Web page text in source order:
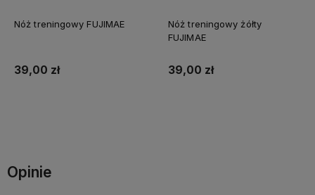
Nóż treningowy FUJIMAE
39,00 zł
Nóż treningowy żółty
FUJIMAE
39,00 zł
Opinie